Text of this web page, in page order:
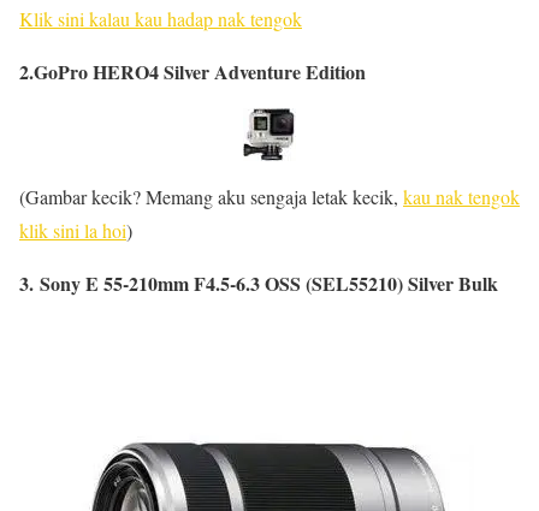
Klik sini kalau kau hadap nak tengok
2.GoPro HERO4 Silver Adventure Edition
(Gambar kecik? Memang aku sengaja letak kecik, kau nak tengok
klik sini la hoi)
3. Sony E 55-210mm F4.5-6.3 OSS (SEL55210) Silver Bulk